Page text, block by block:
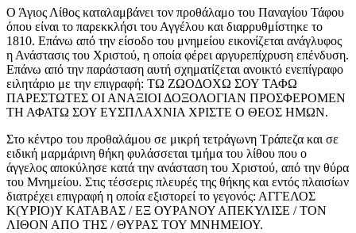
Ο Άγιος Λίθος καταλαμβάνει τον προθάλαμο του Παναγίου Τάφου
όπου είναι το παρεκκλήσι του Αγγέλου και διαρρυθμίστηκε το
1810. Επάνω από την είσοδο του μνημείου εικονίζεται ανάγλυφος
η Ανάστασις του Χριστού, η οποία φέρει αργυρεπίχρυση επένδυση.
Επάνω από την παράσταση αυτή σχηματίζεται ανοικτό ενεπίγραφο
ειλητάριο με την επιγραφή: ΤΩ ΖΩΟΔΟΧΩ ΣΟΥ ΤΑΦΩ
ΠΑΡΕΣΤΩΤΕΣ ΟΙ ΑΝΑΞΙΟΙ ΔΟΞΟΛΟΓΙΑΝ ΠΡΟΣΦΕΡΟΜΕΝ
ΤΗ ΑΦΑΤΩ ΣΟΥ ΕΥΣΠΛΑΧΝΙΑ ΧΡΙΣΤΕ Ο ΘΕΟΣ ΗΜΩΝ.
Στο κέντρο του προθαλάμου σε μικρή τετράγωνη Τράπεζα και σε
ειδική μαρμάρινη θήκη φυλάσσεται τμήμα του λίθου που ο
άγγελος αποκύλησε κατά την ανάσταση του Χριστού, από την θύρα
του Μνημείου. Στις τέσσερις πλευρές της θήκης και εντός πλαισίων
διατρέχει επιγραφή η οποία εξιστορεί το γεγονός: ΑΓΓΕΛΟΣ
Κ(ΥΡΙΟ)Υ ΚΑΤΑΒΑΣ / ΕΞ ΟΥΡΑΝΟΥ ΑΠΕΚΥΛΙΣΕ / ΤΟΝ
ΛΙΘΟΝ ΑΠΟ ΤΗΣ / ΘΥΡΑΣ ΤΟΥ ΜΝΗΜΕΙΟΥ.